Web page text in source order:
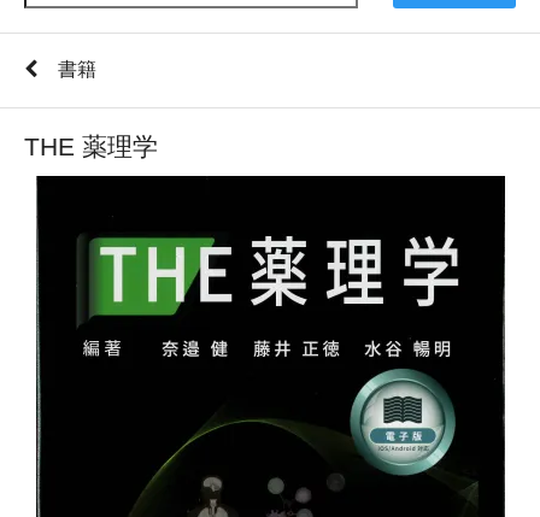
書籍
THE 薬理学